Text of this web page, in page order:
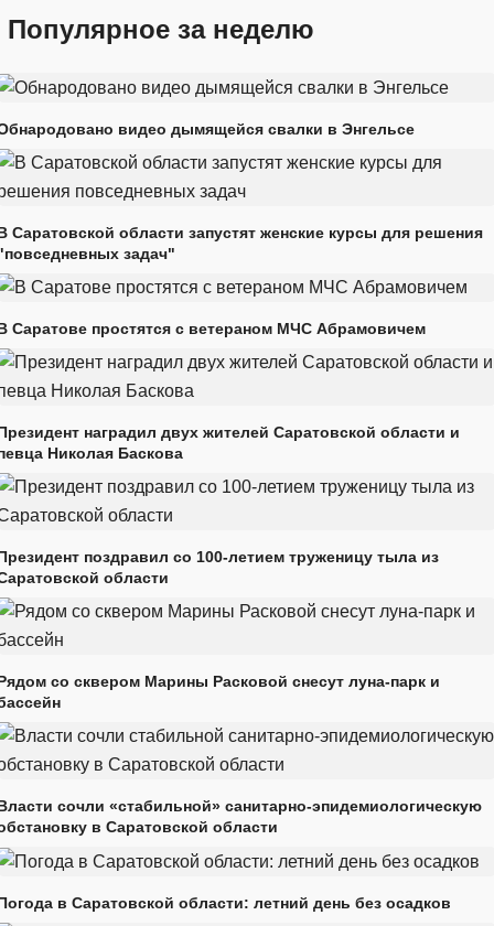
Популярное за неделю
видео дымящейся свалки в Энгельсе
Саратовской области запустят женские курсы для решения
задач"
Саратове простятся с ветераном МЧС Абрамовичем
наградил двух жителей Саратовской области и
Николая Баскова
поздравил со 100-летием труженицу тыла из
области
со сквером Марины Расковой снесут луна-парк и
сочли «стабильной» санитарно-эпидемиологическую
в Саратовской области
в Саратовской области: летний день без осадков